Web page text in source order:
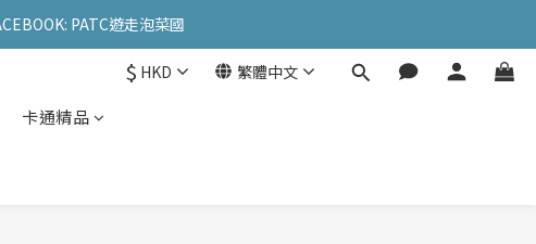
PATC遊走泡菜國
PATC遊走泡菜國
PATC遊走泡菜國
$ HKD 繁體中文
卡通精品